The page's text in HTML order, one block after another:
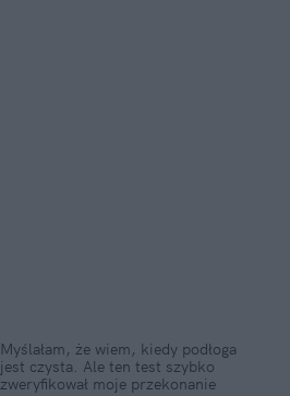
Myślałam, że wiem, kiedy podłoga
jest czysta. Ale ten test szybko
zweryfikował moje przekonanie